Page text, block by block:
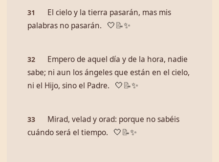
31
El cielo y la tierra pasarán, mas mis
palabras no pasarán.
🤍 📝✨
32
Empero de aquel día y de la hora, nadie
sabe; ni aun los ángeles que están en el cielo,
ni el Hijo, sino el Padre.
🤍 📝✨
33
Mirad, velad y orad: porque no sabéis
cuándo será el tiempo.
🤍 📝✨